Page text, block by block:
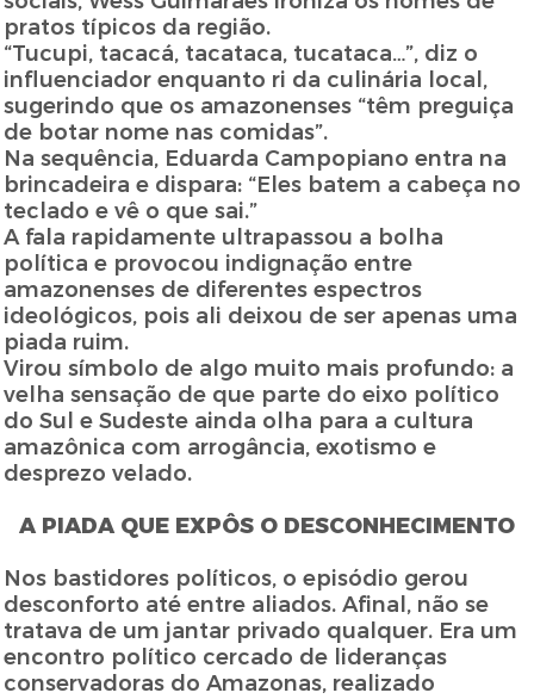
pratos típicos da região.
“Tucupi, tacacá, tacataca, tucataca…”, diz o
influenciador enquanto ri da culinária local,
sugerindo que os amazonenses “têm preguiça
de botar nome nas comidas”.
Na sequência, Eduarda Campopiano entra na
brincadeira e dispara: “Eles batem a cabeça no
teclado e vê o que sai.”
A fala rapidamente ultrapassou a bolha
política e provocou indignação entre
amazonenses de diferentes espectros
ideológicos, pois ali deixou de ser apenas uma
piada ruim.
Virou símbolo de algo muito mais profundo: a
velha sensação de que parte do eixo político
do Sul e Sudeste ainda olha para a cultura
amazônica com arrogância, exotismo e
desprezo velado.
A PIADA QUE EXPÔS O DESCONHECIMENTO
Nos bastidores políticos, o episódio gerou
desconforto até entre aliados. Afinal, não se
tratava de um jantar privado qualquer. Era um
encontro político cercado de lideranças
conservadoras do Amazonas, realizado